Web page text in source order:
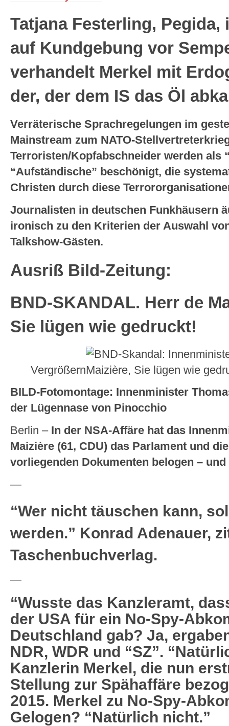
Tatjana Festerling, Pegida,
auf Kundgebung vor
verhandelt Merkel mit
der, der dem IS das Öl
Verräterische Sprachregelungen im
Mainstream zum NATO-
Terroristen/Kopfabschneider werden als
“Aufständische” beschönigt, die
Christen durch diese
Journalisten in deutschen Funkhäusern
ironisch zu den Kriterien der Auswahl
Talkshow-Gästen.
Ausriß Bild-Zeitung:
BND-SKANDAL. Herr de
Sie lügen wie gedruckt!
Vergrößern
BILD-Fotomontage: Innenminister
der Lügennase von Pinocchio
Berlin – In der NSA-Affäre hat das
Maizière (61, CDU) das Parlament und
vorliegenden Dokumenten belogen –
—
“Wer nicht täuschen kann,
werden.” Konrad Adenauer,
Taschenbuchverlag.
—
“Wusste das Kanzleramt,
der USA für ein No-Spy-
Deutschland gab? Ja,
NDR, WDR und “SZ”.
Kanzlerin Merkel, die nun
Stellung zur Spähaffäre
2015. Merkel zu No-Spy-
Gelogen? “Natürlich nicht.”